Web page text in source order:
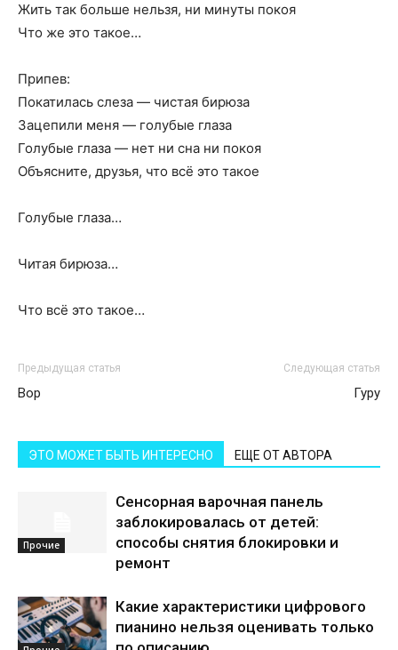
Жить так больше нельзя, ни минуты покоя
Что же это такое…
Припев:
Покатилась слеза — чистая бирюза
Зацепили меня — голубые глаза
Голубые глаза — нет ни сна ни покоя
Объясните, друзья, что всё это такое
Голубые глаза…
Читая бирюза…
Что всё это такое…
Предыдущая статья
Вор
Следующая статья
Гуру
ЭТО МОЖЕТ БЫТЬ ИНТЕРЕСНО ЕЩЕ ОТ АВТОРА
Прочие
Сенсорная варочная панель
заблокировалась от детей:
способы снятия блокировки и
ремонт
Какие характеристики цифрового
пианино нельзя оценивать только